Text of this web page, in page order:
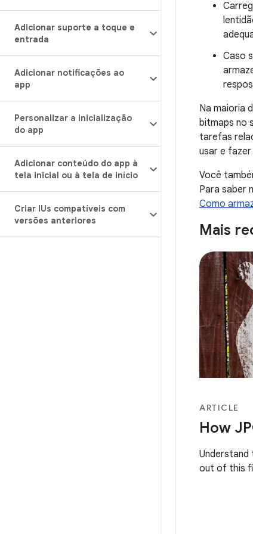
Adicionar suporte a toque e
entrada
Adicionar notificações ao
app
Personalizar a inicialização
do app
Adicionar conteúdo do app à
tela inicial ou à tela de início
Criar IUs compatíveis com
versões anteriores
Caso
Na maioria
bitmaps no
tarefas
usar e
Você
Para saber
Como
Mais
ARTICLE
How
out of this